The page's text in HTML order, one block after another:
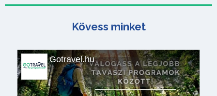
Kövess minket
Gotravel.hu